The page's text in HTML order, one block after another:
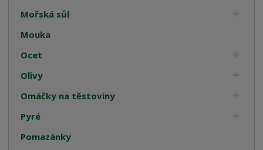
Mořská sůl
Mouka
Ocet
Olivy
Omáčky na těstoviny
Pyré
Pomazánky